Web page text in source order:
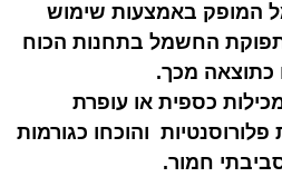
המופק באמצעות שימוש
החשמל בתחנות הכוח
כתוצאה מכך.
מכילות כספית או עופרת
והוכחו כגורמות
חמור.